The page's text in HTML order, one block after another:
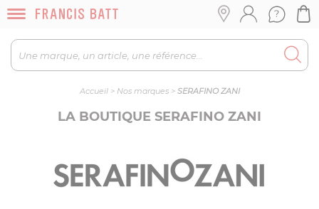
Accueil> Nos marques> SERAFINO ZANI
LA BOUTIQUE SERAFINO ZANI